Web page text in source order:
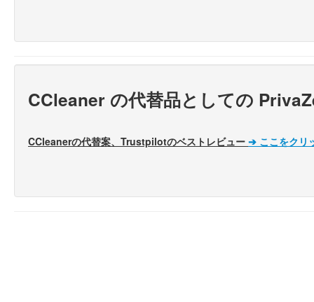
CCleaner の代替品としての
CCleanerの代替案、Trustpilotのベストレビュー ➔ ここをクリ